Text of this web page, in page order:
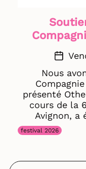
Nous
présenté
cours de la
Avignon, a
d’insultes
condamnons
festival 2026